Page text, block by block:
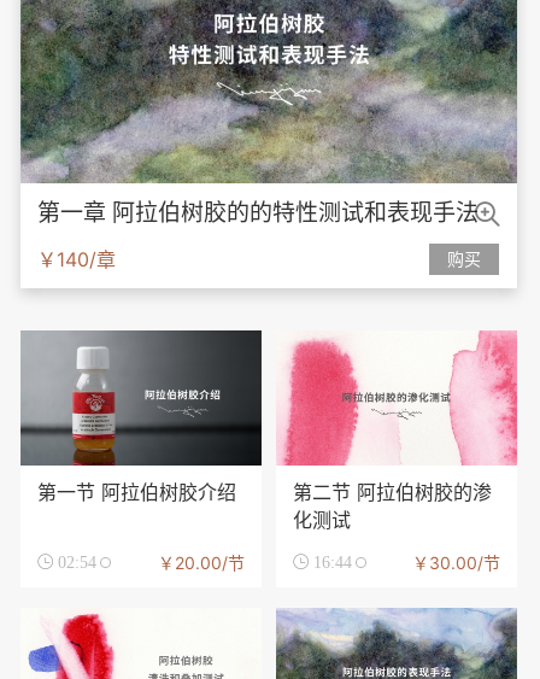
第一章 阿拉伯树胶的的特性测试和表现手法
￥140/章 购买

第一节 阿拉伯树胶介绍
 02:54 ￥20.00/节
第二节 阿拉伯树胶的渗
化测试
 16:44 ￥30.00/节